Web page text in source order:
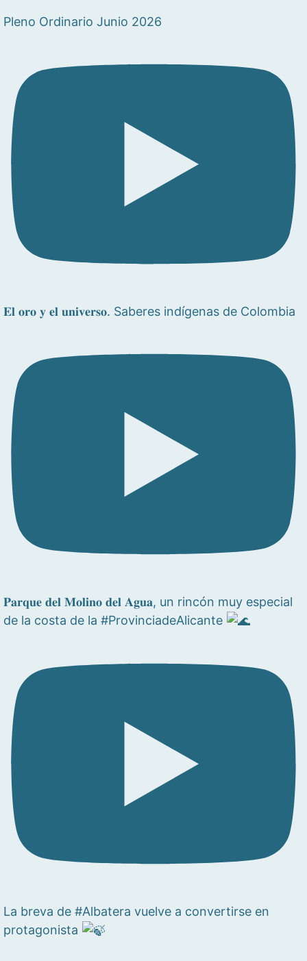
Pleno Ordinario Junio 2026
𝐄𝐥 𝐨𝐫𝐨 𝐲 𝐞𝐥 𝐮𝐧𝐢𝐯𝐞𝐫𝐬𝐨. Saberes indígenas de Colombia
𝐏𝐚𝐫𝐪𝐮𝐞 𝐝𝐞𝐥 𝐌𝐨𝐥𝐢𝐧𝐨 𝐝𝐞𝐥 𝐀𝐠𝐮𝐚, un rincón muy especial
de la costa de la #ProvinciadeAlicante
La breva de #Albatera vuelve a convertirse en
protagonista